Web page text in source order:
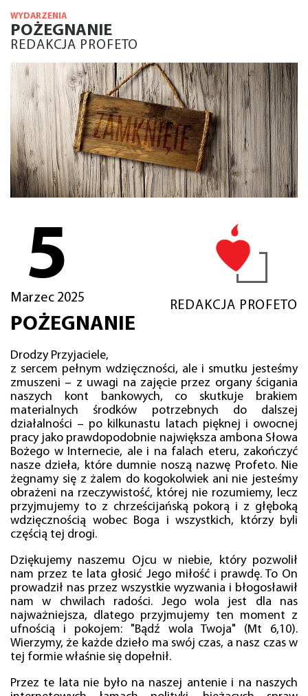
WYDARZENIA
POŻEGNANIE
REDAKCJA PROFETO
5
Marzec 2025
REDAKCJA PROFETO
POŻEGNANIE
Drodzy Przyjaciele,
z sercem pełnym wdzięczności, ale i smutku jesteśmy
zmuszeni – z uwagi na zajęcie przez organy ścigania
naszych kont bankowych, co skutkuje brakiem
materialnych środków potrzebnych do dalszej
działalności – po kilkunastu latach pięknej i owocnej
pracy jako prawdopodobnie największa ambona Słowa
Bożego w Internecie, ale i na falach eteru, zakończyć
nasze dzieła, które dumnie noszą nazwę Profeto. Nie
żegnamy się z żalem do kogokolwiek ani nie jesteśmy
obrażeni na rzeczywistość, której nie rozumiemy, lecz
przyjmujemy to z chrześcijańską pokorą i z głęboką
wdzięcznością wobec Boga i wszystkich, którzy byli
częścią tej drogi.
Dziękujemy naszemu Ojcu w niebie, który pozwolił
nam przez te lata głosić Jego miłość i prawdę. To On
prowadził nas przez wszystkie wyzwania i błogosławił
nam w chwilach radości. Jego wola jest dla nas
najważniejsza, dlatego przyjmujemy ten moment z
ufnością i pokojem: "Bądź wola Twoja" (Mt 6,10).
Wierzymy, że każde dzieło ma swój czas, a nasz czas w
tej formie właśnie się dopełnił.
Przez te lata nie było na naszej antenie i na naszych